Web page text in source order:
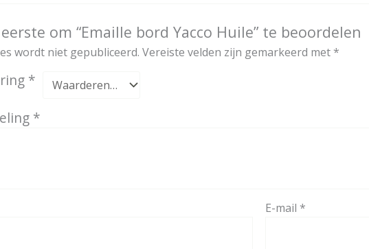
om “Emaille bord Yacco Huile” te beoordelen
wordt niet gepubliceerd. Vereiste velden zijn gemarkeerd met *
*
*
E-mail *